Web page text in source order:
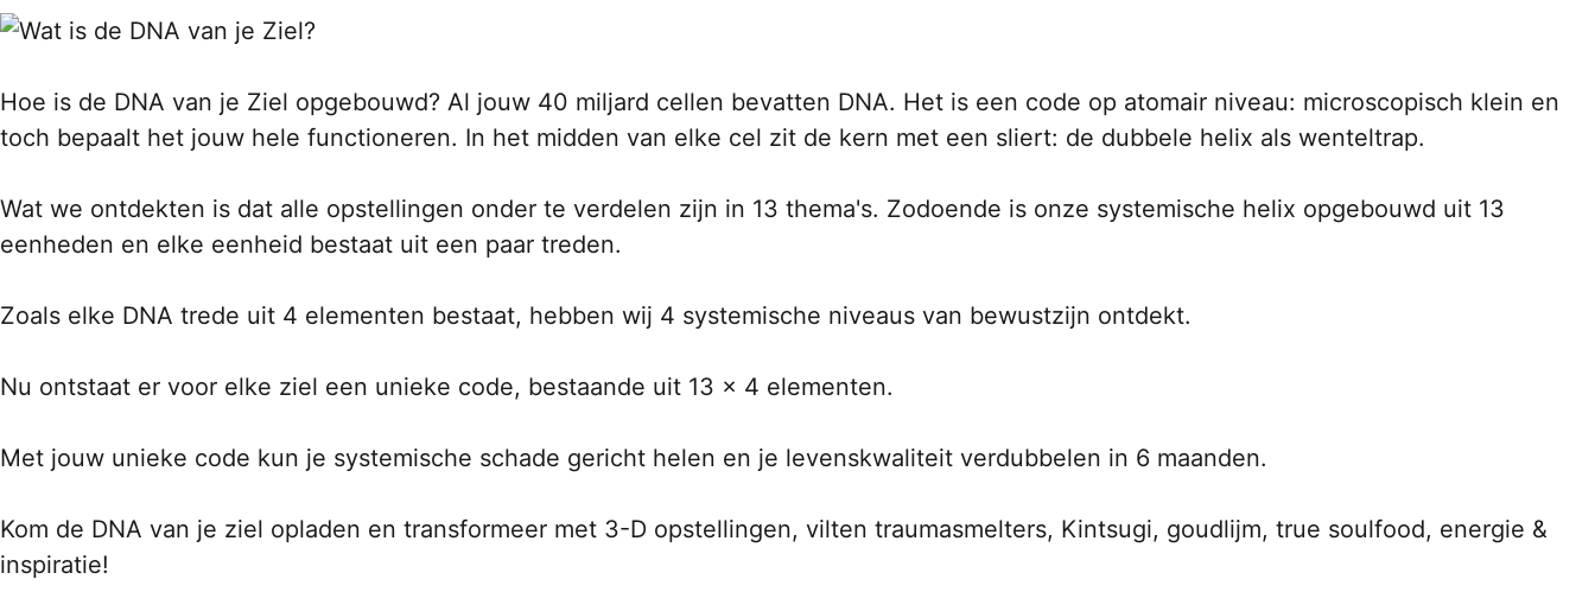
Hoe is de DNA van je Ziel opgebouwd? Al jouw 40 miljard cellen bevatten DNA. Het is een code op atomair niveau: microscopisch klein en
toch bepaalt het jouw hele functioneren. In het midden van elke cel zit de kern met een sliert: de dubbele helix als wenteltrap.
Wat we ontdekten is dat alle opstellingen onder te verdelen zijn in 13 thema's. Zodoende is onze systemische helix opgebouwd uit 13
eenheden en elke eenheid bestaat uit een paar treden.
Zoals elke DNA trede uit 4 elementen bestaat, hebben wij 4 systemische niveaus van bewustzijn ontdekt.
Nu ontstaat er voor elke ziel een unieke code, bestaande uit 13 x 4 elementen.
Met jouw unieke code kun je systemische schade gericht helen en je levenskwaliteit verdubbelen in 6 maanden.
Kom de DNA van je ziel opladen en transformeer met 3-D opstellingen, vilten traumasmelters, Kintsugi, goudlijm, true soulfood, energie &
inspiratie!